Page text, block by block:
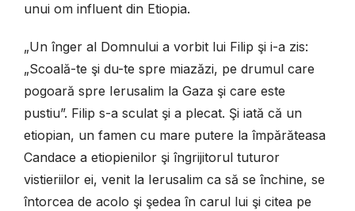
unui om influent din Etiopia.
„Un înger al Domnului a vorbit lui Filip şi i-a zis:
„Scoală-te şi du-te spre miazăzi, pe drumul care
pogoară spre Ierusalim la Gaza şi care este
pustiu”. Filip s-a sculat şi a plecat. Şi iată că un
etiopian, un famen cu mare putere la împărăteasa
Candace a etiopienilor şi îngrijitorul tuturor
vistieriilor ei, venit la Ierusalim ca să se închine, se
întorcea de acolo şi şedea în carul lui şi citea pe